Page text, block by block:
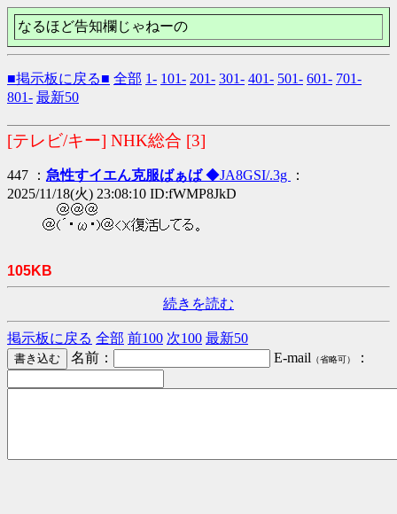
なるほど告知欄じゃねーの
■掲示板に戻る■ 全部 1- 101- 201- 301- 401- 501- 601- 701-
801- 最新50
[テレビ/キー] NHK総合 [3]
447 ： 急性すイエん克服ばぁば◆JA8GSI/.3g
：
2025/11/18(火) 23:08:10 ID:fWMP8JkD
＠＠＠
＠(´・ω・)＠<X復活してる。
105KB
続きを読む
掲示板に戻る 全部 前100 次100 最新50
名前：
E-mail （省略可） ：